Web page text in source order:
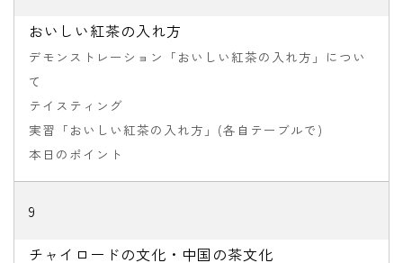
おいしい紅茶の入れ方
デモンストレーション「おいしい紅茶の入れ方」につい
て
テイスティング
実習「おいしい紅茶の入れ方」(各自テーブルで)
本日のポイント
9
チャイロードの文化・中国の茶文化